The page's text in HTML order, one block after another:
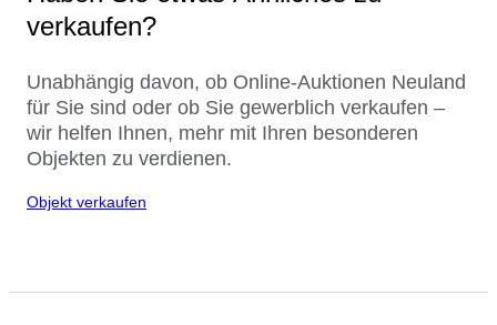
verkaufen?
Unabhängig davon, ob Online-Auktionen Neuland
für Sie sind oder ob Sie gewerblich verkaufen –
wir helfen Ihnen, mehr mit Ihren besonderen
Objekten zu verdienen.
Objekt verkaufen